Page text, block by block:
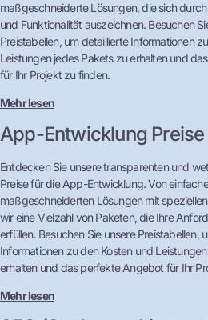
maßgeschneiderte Lösungen, die sich
und Funktionalität auszeichnen. Besuchen
Preistabellen, um detaillierte Informationen
Leistungen jedes Pakets zu erhalten und
für Ihr Projekt zu finden.
Mehr lesen
App-Entwicklung Preise
Entdecken Sie unsere transparenten und
Preise für die App-Entwicklung. Von
maßgeschneiderten Lösungen mit
wir eine Vielzahl von Paketen, die Ihre
erfüllen. Besuchen Sie unsere Preistabellen,
Informationen zu den Kosten und
erhalten und das perfekte Angebot für Ihr
Mehr lesen